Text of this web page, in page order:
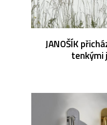
JANOŠÍK
tenkými